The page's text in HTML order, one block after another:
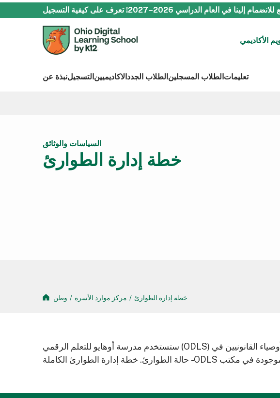
إلينا في العام الدراسي 2026–2027! تعرف على كيفية التسجيل
الأكاديمي
نبذة عنالتسجيلالاكاديميينالطلاب الجددالطلاب المسجلينتعليمات
السياسات والوثائق
خطة إدارة الطوارئ
وطن / مركز موارد الأسرة / خطة إدارة الطوارئ
ستستخدم مدرسة أوهايو للتعلم الرقمي (ODLS) أدوات إعلان المدرسة الثانوية عبر الإنترنت و / أو رسالة الاتصال التلقائي لإخطار أولياء الأمور / الأوصياء القانونيين في